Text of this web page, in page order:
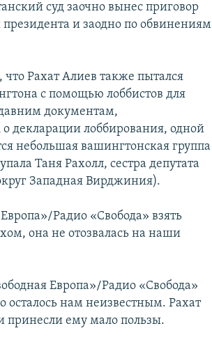
суд заочно вынес приговор
и заодно по обвинениям
Рахат Алиев также пытался
с помощью лоббистов для
документам,
декларации лоббирования, одной
небольшая вашингтонская группа
Таня Рахолл, сестра депутата
Западная Вирджиния).
Радио «Свобода» взять
она не отозвалась на наши
Европа»/Радио «Свобода»
осталось нам неизвестным. Рахат
принесли ему мало пользы.